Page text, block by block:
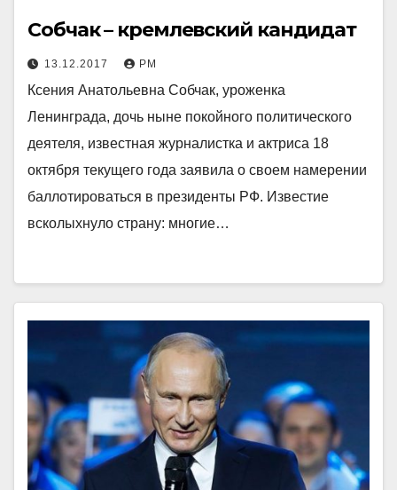
Собчак – кремлевский кандидат
13.12.2017 РМ
Ксения Анатольевна Собчак, уроженка
Ленинграда, дочь ныне покойного политического
деятеля, известная журналистка и актриса 18
октября текущего года заявила о своем намерении
баллотироваться в президенты РФ. Известие
всколыхнуло страну: многие…